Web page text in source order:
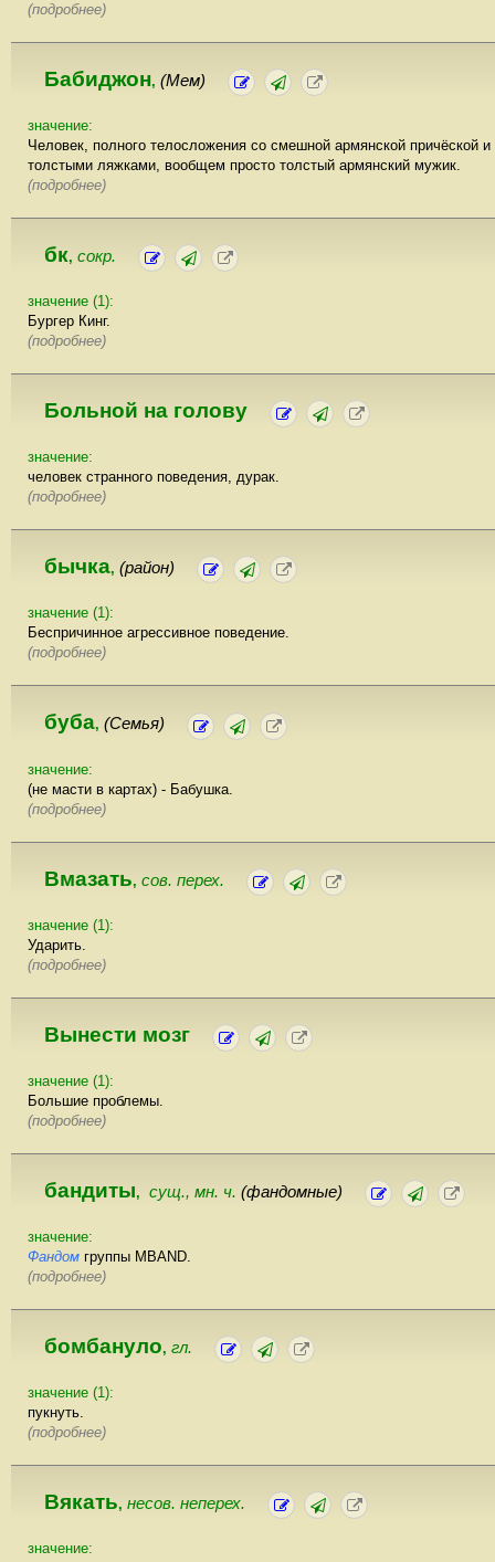
(подробнее)
Бабиджон, (Мем)
значение:
Человек, полного телосложения со смешной армянской причёской и
толстыми ляжками, вообщем просто толстый армянский мужик.
(подробнее)
бк, сокр.
значение (1):
Бургер Кинг.
(подробнее)
Больной на голову
значение:
человек странного поведения, дурак.
(подробнее)
бычка, (район)
значение (1):
Беспричинное агрессивное поведение.
(подробнее)
буба, (Семья)
значение:
(не масти в картах) - Бабушка.
(подробнее)
Вмазать, сов. перех.
значение (1):
Ударить.
(подробнее)
Вынести мозг
значение (1):
Большие проблемы.
(подробнее)
бандиты, сущ., мн. ч. (фандомные)
значение:
Фандом группы MBAND.
(подробнее)
бомбануло, гл.
значение (1):
пукнуть.
(подробнее)
Вякать, несов. неперех.
значение: